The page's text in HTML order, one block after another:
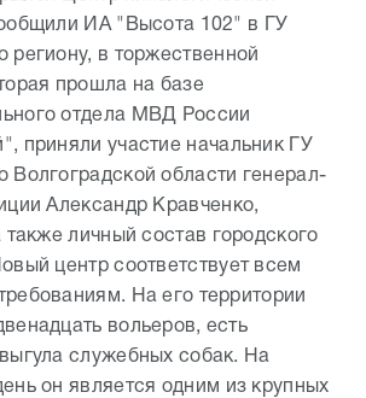
ИА "Высота 102" в ГУ
в торжественной
прошла на базе
отдела МВД России
приняли участие начальник ГУ
области генерал-
Александр Кравченко,
также личный состав городского
центр соответствует всем
На его территории
вольеров, есть
служебных собак. На
он является одним из крупных